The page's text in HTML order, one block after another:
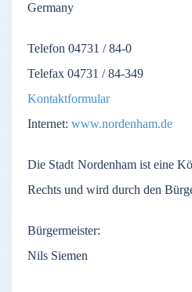
Germany
Telefon 04731 / 84-0
Telefax 04731 / 84-349
Kontaktformular
Internet: www.nordenham.de
Die Stadt Nordenham ist eine
Rechts und wird durch den
Bürgermeister:
Nils Siemen